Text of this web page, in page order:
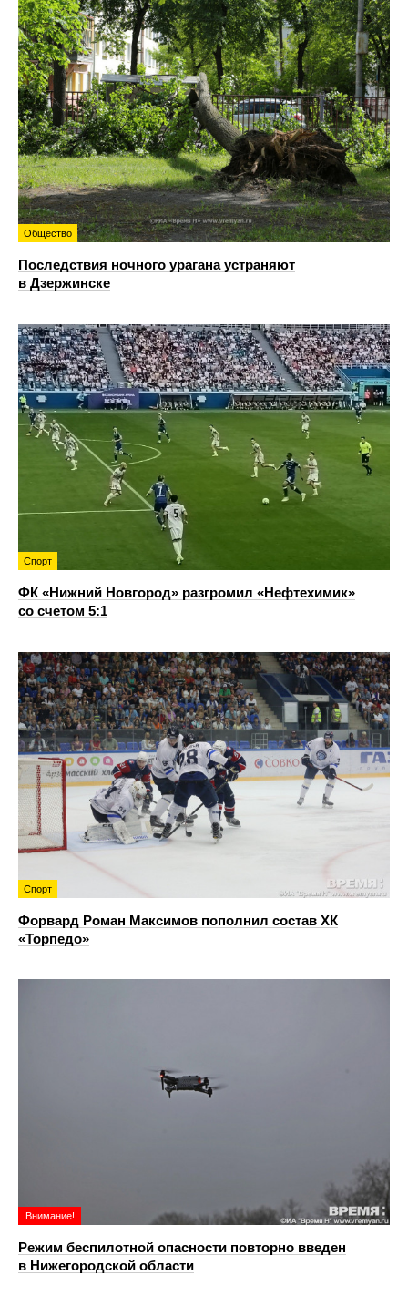
Общество
Последствия ночного урагана устраняют
в Дзержинске
Спорт
ФК «Нижний Новгород» разгромил «Нефтехимик»
со счетом 5:1
Спорт
Форвард Роман Максимов пополнил состав ХК
«Торпедо»
Внимание!
Режим беспилотной опасности повторно введен
в Нижегородской области